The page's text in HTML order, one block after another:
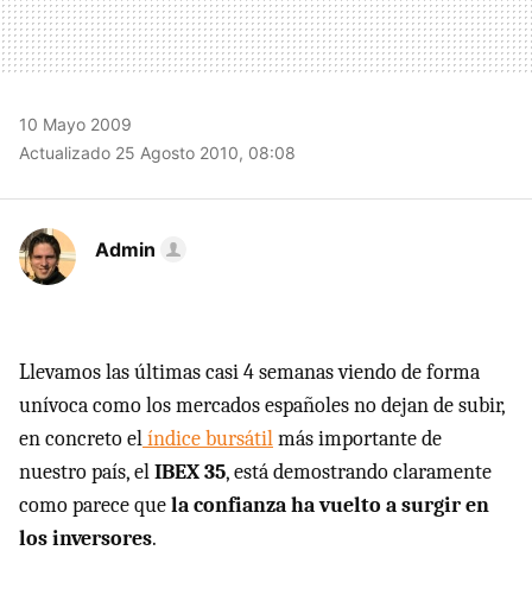
10 Mayo 2009
Actualizado 25 Agosto 2010, 08:08
Admin
Llevamos las últimas casi 4 semanas viendo de forma
unívoca como los mercados españoles no dejan de subir,
en concreto elíndice bursátilmás importante de
nuestro país, elIBEX 35, está demostrando claramente
como parece quela confianza ha vuelto a surgir en
los inversores.